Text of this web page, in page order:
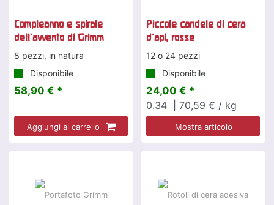
Compleanno e spirale
dell'avvento di Grimm
8 pezzi, in natura
Disponibile
58,90 € *
Aggiungi al carrello
Piccole candele di cera
d'api, rosse
12 o 24 pezzi
Disponibile
24,00 € *
0.34
| 70,59 € / kg
Mostra articolo